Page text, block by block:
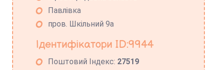
Павлівка
пров. Шкільний 9а
Ідентифікатори ID:9944
Поштовий Індекс: 27519